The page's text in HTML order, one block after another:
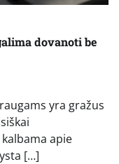
dovanoti be
yra gražus
apie
[…]